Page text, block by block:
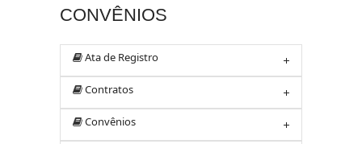
CONVÊNIOS
Ata de Registro
Contratos
Convênios